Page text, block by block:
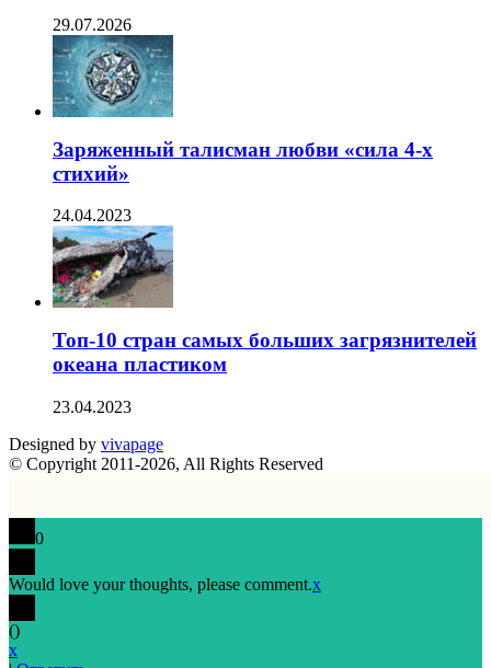
29.07.2026
Заряженный талисман любви «сила 4-х
стихий»
24.04.2023
Топ-10 стран самых больших загрязнителей
океана пластиком
23.04.2023
Designed by vivapage
© Copyright 2011-2026, All Rights Reserved
0
Would love your thoughts, please comment.x
()
x